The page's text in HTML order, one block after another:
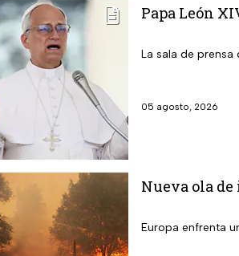
Papa León
La sala de prensa
05 agosto, 2026
Nueva ola
Europa enfrenta